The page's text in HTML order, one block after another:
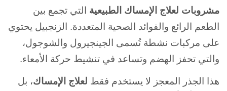
مشروبات لعلاج الإمساك الطبيعية التي تجمع بين
الطعم الرائع والفوائد الصحية المتعددة. الزنجبيل يحتوي
على مركبات نشطة تُسمى الجينجيرول والشوجول،
والتي تحفز الهضم وتساعد في تنشيط حركة الأمعاء.
هذا الجذر المعجز لا يستخدم فقط لعلاج الإمساك، بل